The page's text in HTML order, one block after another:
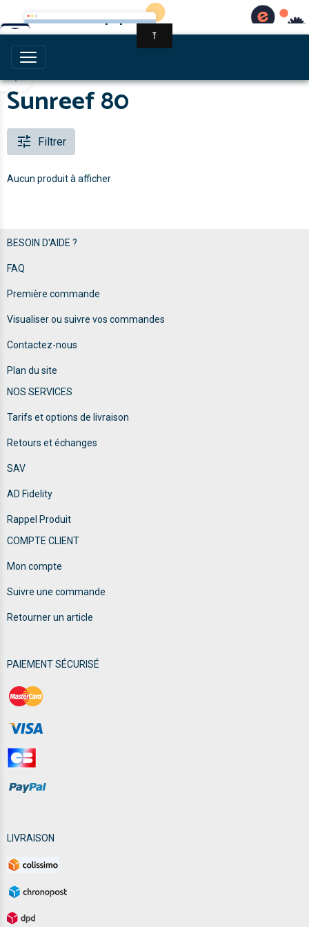
Multihull Equipment
Sunreef 80
Filtrer
Aucun produit à afficher
BESOIN D'AIDE ?
FAQ
Première commande
Visualiser ou suivre vos commandes
Contactez-nous
Plan du site
NOS SERVICES
Tarifs et options de livraison
Retours et échanges
SAV
AD Fidelity
Rappel Produit
COMPTE CLIENT
Mon compte
Suivre une commande
Retourner un article
PAIEMENT SÉCURISÉ
LIVRAISON